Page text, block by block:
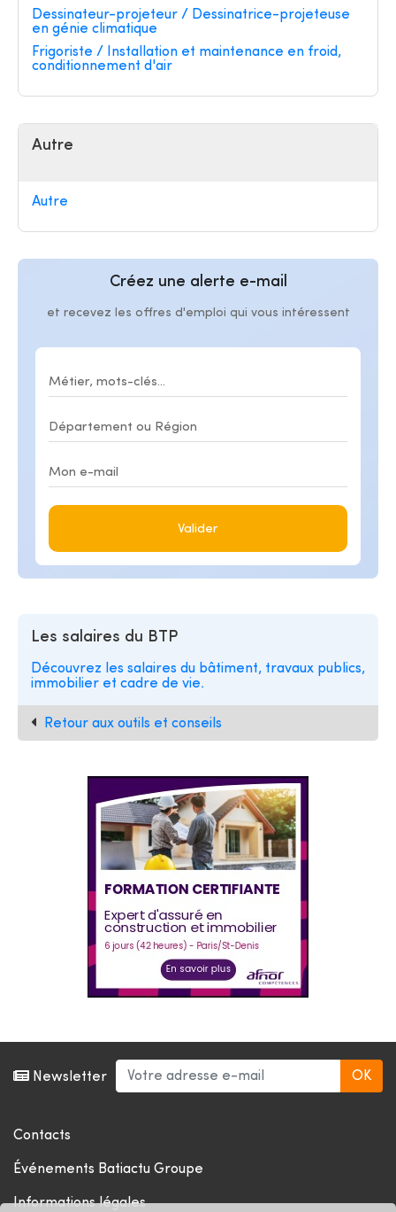
Dessinateur-projeteur / Dessinatrice-projeteuse
en génie climatique
Frigoriste / Installation et maintenance en froid,
conditionnement d'air
Autre
Autre
Créez une alerte e-mail
et recevez les offres d'emploi qui vous intéressent
Valider
Les salaires du BTP
Découvrez les salaires du bâtiment, travaux publics,
immobilier et cadre de vie.
Retour aux outils et conseils
Newsletter
Contacts
Événements Batiactu Groupe
Informations légales